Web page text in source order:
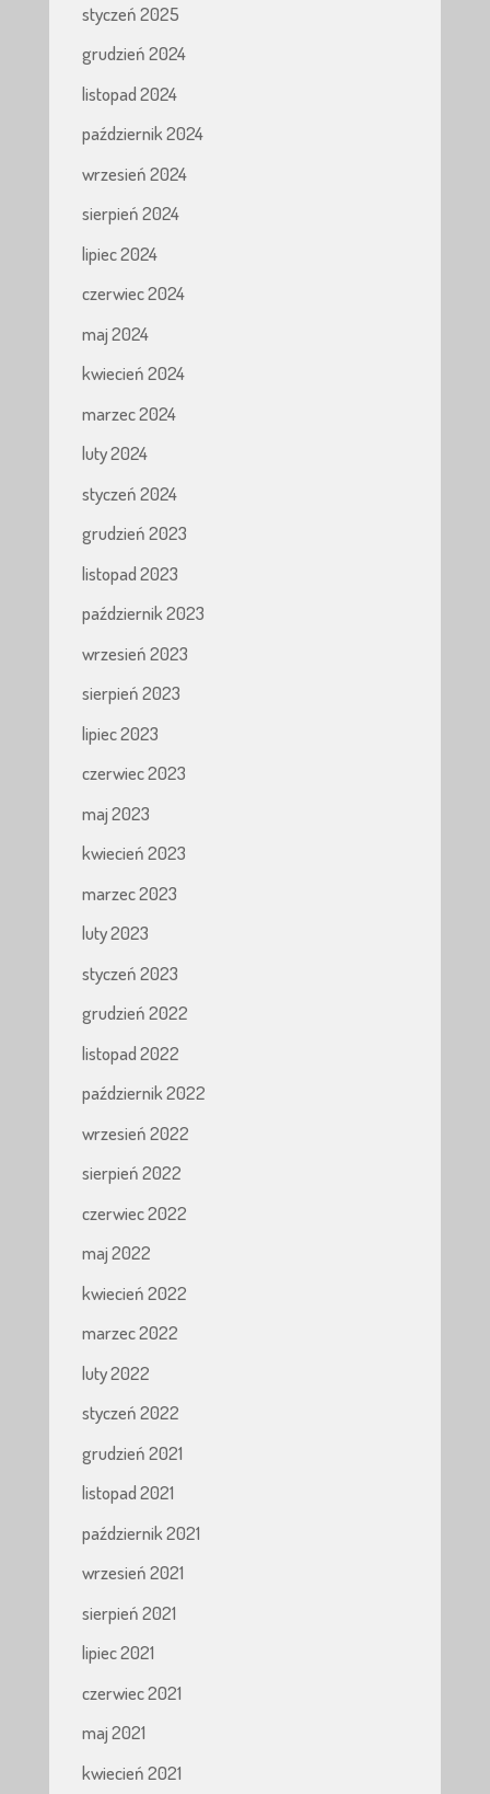
styczeń 2025
grudzień 2024
listopad 2024
październik 2024
wrzesień 2024
sierpień 2024
lipiec 2024
czerwiec 2024
maj 2024
kwiecień 2024
marzec 2024
luty 2024
styczeń 2024
grudzień 2023
listopad 2023
październik 2023
wrzesień 2023
sierpień 2023
lipiec 2023
czerwiec 2023
maj 2023
kwiecień 2023
marzec 2023
luty 2023
styczeń 2023
grudzień 2022
listopad 2022
październik 2022
wrzesień 2022
sierpień 2022
czerwiec 2022
maj 2022
kwiecień 2022
marzec 2022
luty 2022
styczeń 2022
grudzień 2021
listopad 2021
październik 2021
wrzesień 2021
sierpień 2021
lipiec 2021
czerwiec 2021
maj 2021
kwiecień 2021